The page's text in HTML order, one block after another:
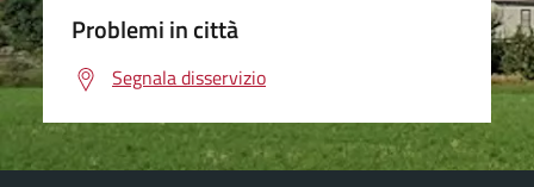
Problemi in città
Segnala disservizio